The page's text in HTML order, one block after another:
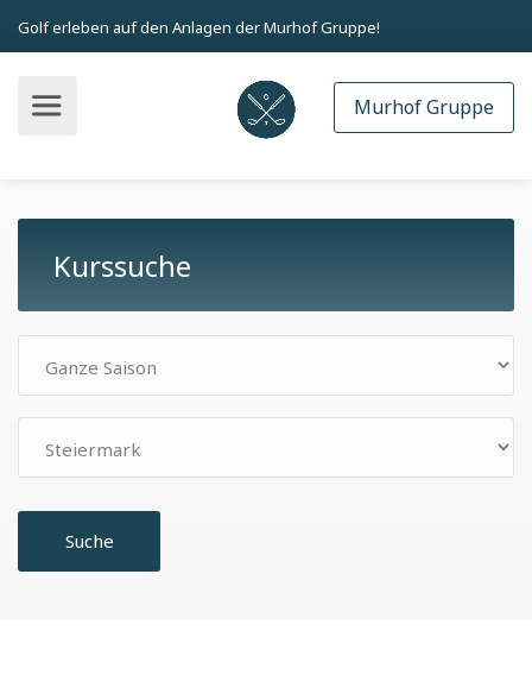
Golf erleben auf den Anlagen der Murhof Gruppe!
Murhof Gruppe
Kurssuche
Suche